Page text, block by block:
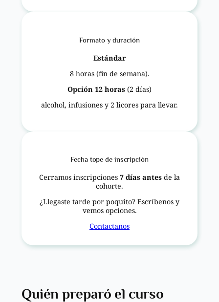
Formato y duración
Estándar
8 horas (fin de semana).
Opción 12 horas (2 días)
alcohol, infusiones y 2 licores para llevar.
Fecha tope de inscripción
Cerramos inscripciones 7 días antes de la
cohorte.
¿Llegaste tarde por poquito? Escríbenos y
vemos opciones.
Contactanos
Quién preparó el curso